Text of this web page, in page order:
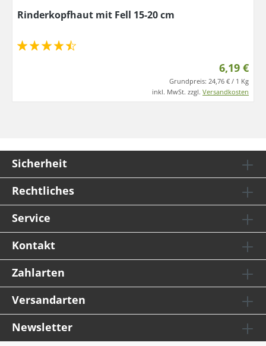
Rinderkopfhaut mit Fell 15-20 cm
6,19 €
Grundpreis: 24,76 € / 1 Kg
inkl. MwSt. zzgl. Versandkosten
Sicherheit
Rechtliches
Service
Kontakt
Zahlarten
Versandarten
Newsletter